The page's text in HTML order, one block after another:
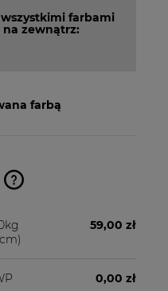
farbami
zewnątrz:
farbą
kosztów płatności
59,00 zł
0,00 zł